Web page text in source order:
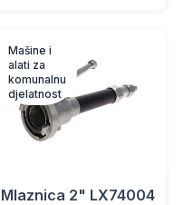
Mašine i
alati za
komunalnu
djelatnost
Mlaznica 2" LX74004